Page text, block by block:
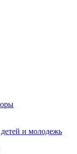
и молодежь